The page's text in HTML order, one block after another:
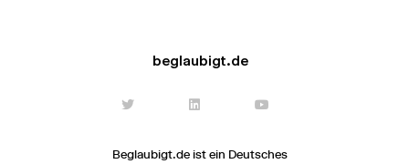
beglaubigt.de
Beglaubigt.de ist ein Deutsches